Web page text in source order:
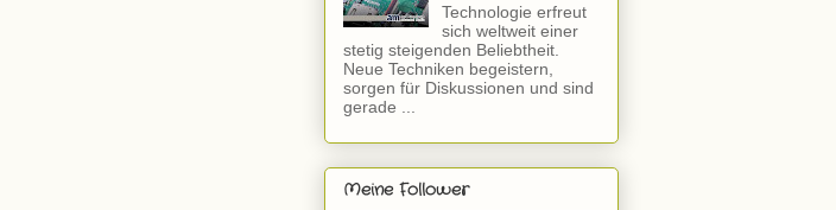
Technologie erfreut
sich weltweit einer
stetig steigenden Beliebtheit.
Neue Techniken begeistern,
sorgen für Diskussionen und sind
gerade ...
Meine Follower